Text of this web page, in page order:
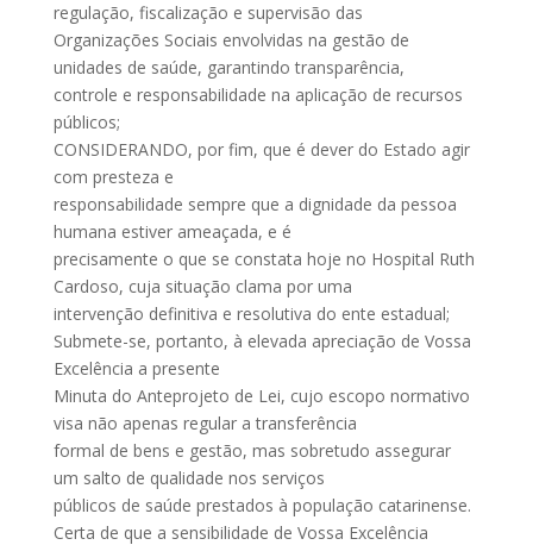
regulação, fiscalização e supervisão das
Organizações Sociais envolvidas na gestão de
unidades de saúde, garantindo transparência,
controle e responsabilidade na aplicação de recursos
públicos;
CONSIDERANDO, por fim, que é dever do Estado agir
com presteza e
responsabilidade sempre que a dignidade da pessoa
humana estiver ameaçada, e é
precisamente o que se constata hoje no Hospital Ruth
Cardoso, cuja situação clama por uma
intervenção definitiva e resolutiva do ente estadual;
Submete-se, portanto, à elevada apreciação de Vossa
Excelência a presente
Minuta do Anteprojeto de Lei, cujo escopo normativo
visa não apenas regular a transferência
formal de bens e gestão, mas sobretudo assegurar
um salto de qualidade nos serviços
públicos de saúde prestados à população catarinense.
Certa de que a sensibilidade de Vossa Excelência